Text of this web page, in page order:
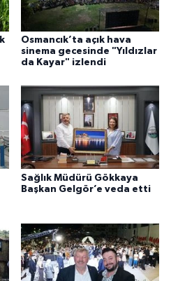
Osmancık’ta açık hava
sinema gecesinde "Yıldızlar
da Kayar" izlendi
Sağlık Müdürü Gökkaya
Başkan Gelgör’e veda etti